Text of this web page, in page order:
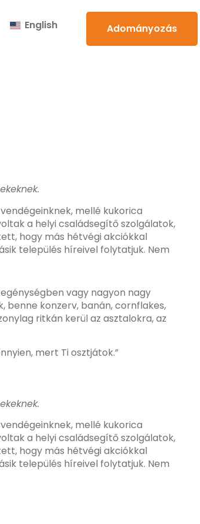
English Adományozás
mellé kukorica
a helyi családsegítő szolgálatok,
hogy más hétvégi akciókkal
település híreivel folytatjuk. Nem
vagy nagyon nagy
benne konzerv, banán, cornflakes,
ritkán kerül az asztalokra, az
mert Ti osztjátok.”
mellé kukorica
a helyi családsegítő szolgálatok,
hogy más hétvégi akciókkal
település híreivel folytatjuk. Nem